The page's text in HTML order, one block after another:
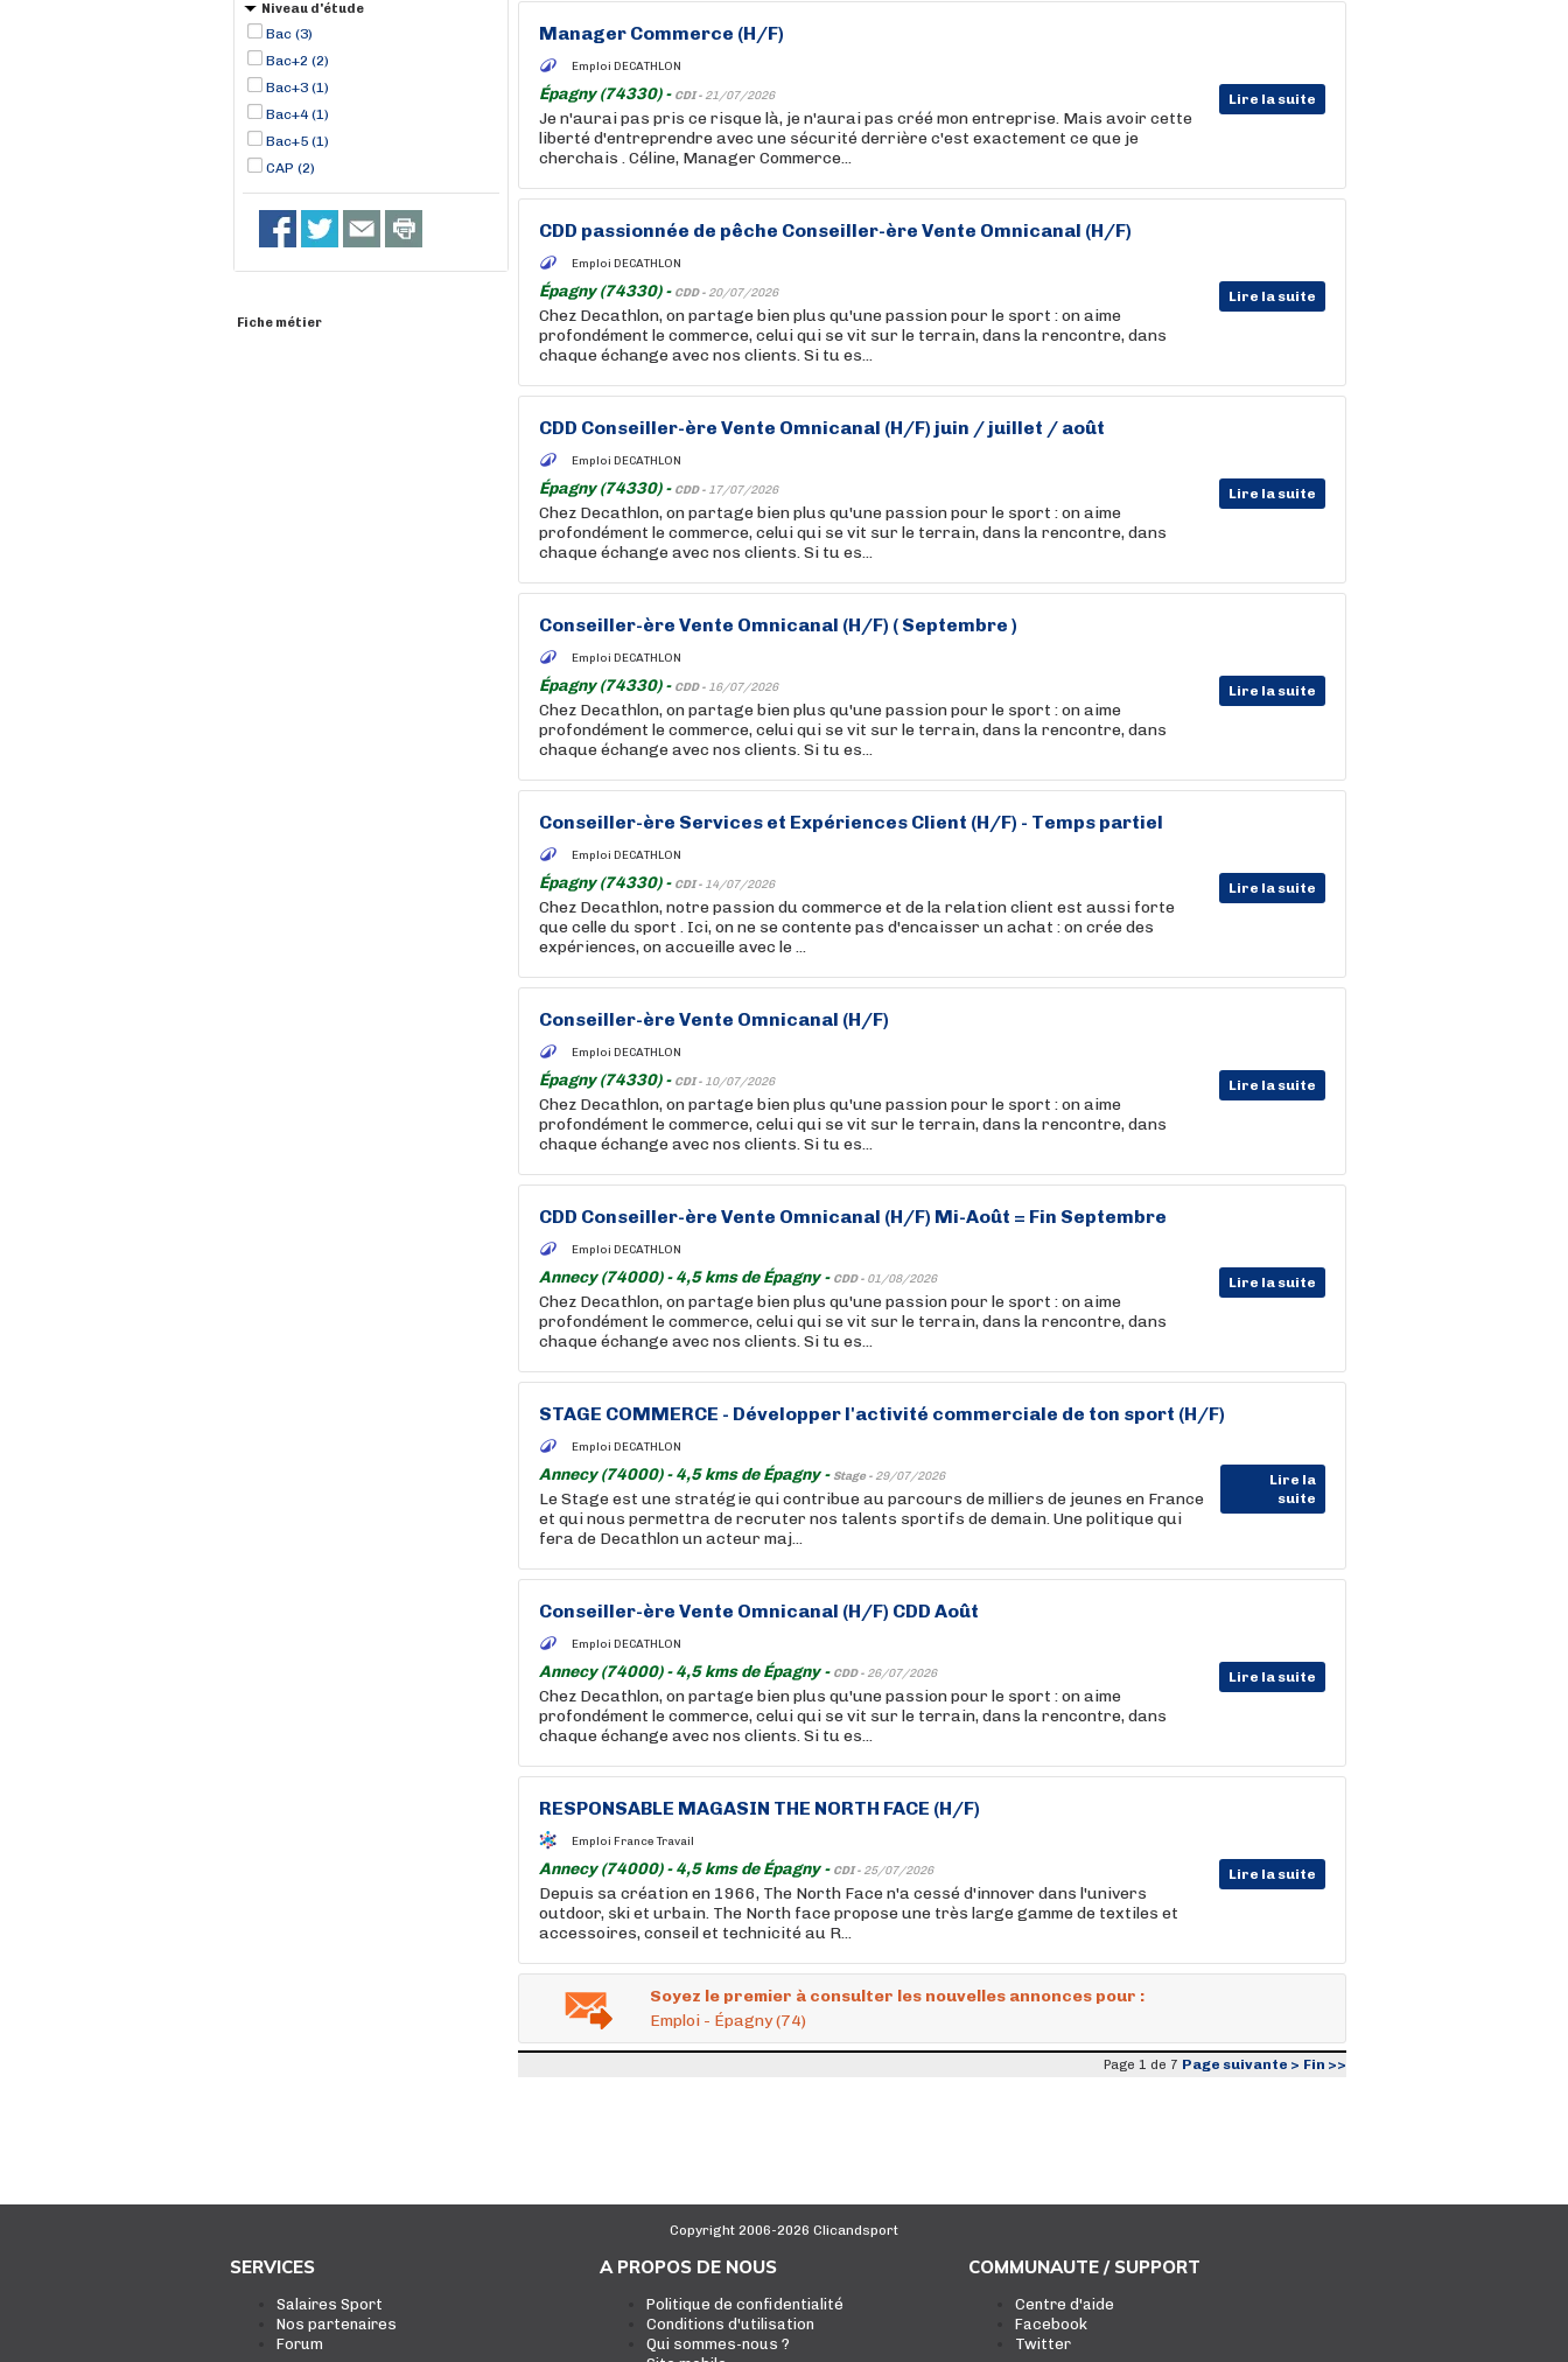
Niveau d'étude
Bac (3)
Bac+2 (2)
Bac+3 (1)
Bac+4 (1)
Bac+5 (1)
CAP (2)
Fiche métier
Manager Commerce (H/F)
Emploi DECATHLON
Épagny (74330) - CDI - 21/07/2026 Lire la suite
Je n'aurai pas pris ce risque là, je n'aurai pas créé mon entreprise. Mais avoir cette
liberté d'entreprendre avec une sécurité derrière c'est exactement ce que je
cherchais . Céline, Manager Commerce...
CDD passionnée de pêche Conseiller-ère Vente Omnicanal (H/F)
Emploi DECATHLON
Épagny (74330) - CDD - 20/07/2026 Lire la suite
Chez Decathlon, on partage bien plus qu'une passion pour le sport : on aime
profondément le commerce, celui qui se vit sur le terrain, dans la rencontre, dans
chaque échange avec nos clients. Si tu es...
CDD Conseiller-ère Vente Omnicanal (H/F) juin / juillet / août
Emploi DECATHLON
Épagny (74330) - CDD - 17/07/2026 Lire la suite
Chez Decathlon, on partage bien plus qu'une passion pour le sport : on aime
profondément le commerce, celui qui se vit sur le terrain, dans la rencontre, dans
chaque échange avec nos clients. Si tu es...
Conseiller-ère Vente Omnicanal (H/F) ( Septembre )
Emploi DECATHLON
Épagny (74330) - CDD - 16/07/2026 Lire la suite
Chez Decathlon, on partage bien plus qu'une passion pour le sport : on aime
profondément le commerce, celui qui se vit sur le terrain, dans la rencontre, dans
chaque échange avec nos clients. Si tu es...
Conseiller-ère Services et Expériences Client (H/F) - Temps partiel
Emploi DECATHLON
Épagny (74330) - CDI - 14/07/2026 Lire la suite
Chez Decathlon, notre passion du commerce et de la relation client est aussi forte
que celle du sport . Ici, on ne se contente pas d'encaisser un achat : on crée des
expériences, on accueille avec le ...
Conseiller-ère Vente Omnicanal (H/F)
Emploi DECATHLON
Épagny (74330) - CDI - 10/07/2026 Lire la suite
Chez Decathlon, on partage bien plus qu'une passion pour le sport : on aime
profondément le commerce, celui qui se vit sur le terrain, dans la rencontre, dans
chaque échange avec nos clients. Si tu es...
CDD Conseiller-ère Vente Omnicanal (H/F) Mi-Août = Fin Septembre
Emploi DECATHLON
Annecy (74000) - 4,5 kms de Épagny - CDD - 01/08/2026 Lire la suite
Chez Decathlon, on partage bien plus qu'une passion pour le sport : on aime
profondément le commerce, celui qui se vit sur le terrain, dans la rencontre, dans
chaque échange avec nos clients. Si tu es...
STAGE COMMERCE - Développer l'activité commerciale de ton sport (H/F)
Emploi DECATHLON
Annecy (74000) - 4,5 kms de Épagny - Stage - 29/07/2026
Lire la
suite
Le Stage est une stratégie qui contribue au parcours de milliers de jeunes en France
et qui nous permettra de recruter nos talents sportifs de demain. Une politique qui
fera de Decathlon un acteur maj...
Conseiller-ère Vente Omnicanal (H/F) CDD Août
Emploi DECATHLON
Annecy (74000) - 4,5 kms de Épagny - CDD - 26/07/2026 Lire la suite
Chez Decathlon, on partage bien plus qu'une passion pour le sport : on aime
profondément le commerce, celui qui se vit sur le terrain, dans la rencontre, dans
chaque échange avec nos clients. Si tu es...
RESPONSABLE MAGASIN THE NORTH FACE (H/F)
Emploi France Travail
Annecy (74000) - 4,5 kms de Épagny - CDI - 25/07/2026 Lire la suite
Depuis sa création en 1966, The North Face n'a cessé d'innover dans l'univers
outdoor, ski et urbain. The North face propose une très large gamme de textiles et
accessoires, conseil et technicité au R...
Soyez le premier à consulter les nouvelles annonces pour :
Emploi - Épagny (74)
Page 1 de 7 Page suivante > Fin >>
Copyright 2006-2026 Clicandsport
SERVICES
Salaires Sport
Nos partenaires
Forum
A PROPOS DE NOUS
Politique de confidentialité
Conditions d'utilisation
Qui sommes-nous ?
COMMUNAUTE / SUPPORT
Centre d'aide
Facebook
Twitter